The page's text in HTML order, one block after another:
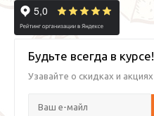
Будьте всегда в курсе!
Узавайте о скидках и акциях